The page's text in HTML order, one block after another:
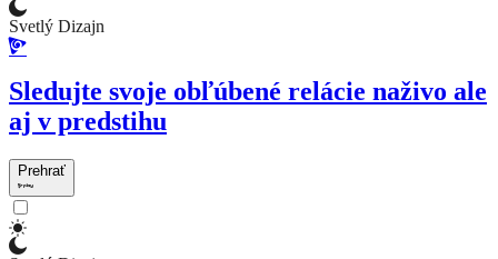
Svetlý Dizajn
Sledujte svoje obľúbené relácie naživo ale
aj v predstihu
Prehrať